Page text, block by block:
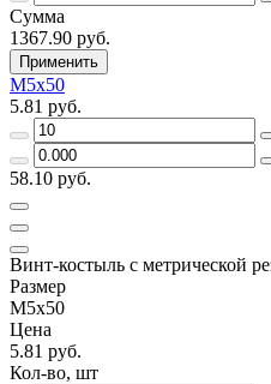
Сумма
1367.90 руб.
Применить
М5х50
5.81 руб.
58.10 руб.
Винт-костыль с метрической
Размер
М5х50
Цена
5.81 руб.
Кол-во, шт